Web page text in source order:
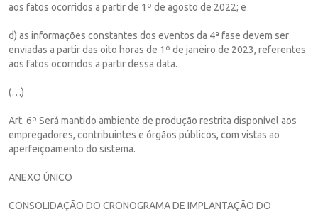
aos fatos ocorridos a partir de 1º de agosto de 2022; e
d) as informações constantes dos eventos da 4ª fase devem ser
enviadas a partir das oito horas de 1º de janeiro de 2023, referentes
aos fatos ocorridos a partir dessa data.
(…)
Art. 6º Será mantido ambiente de produção restrita disponível aos
empregadores, contribuintes e órgãos públicos, com vistas ao
aperfeiçoamento do sistema.
ANEXO ÚNICO
CONSOLIDAÇÃO DO CRONOGRAMA DE IMPLANTAÇÃO DO